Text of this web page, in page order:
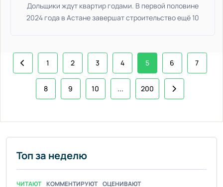
Дольщики ждут квартир годами. В первой половине
2024 года в Астане завершат строительство ещё 10
1 2 3 4 5 6 7
8 9 10 ... 200
Топ за неделю
ЧИТАЮТ КОММЕНТИРУЮТ ОЦЕНИВАЮТ